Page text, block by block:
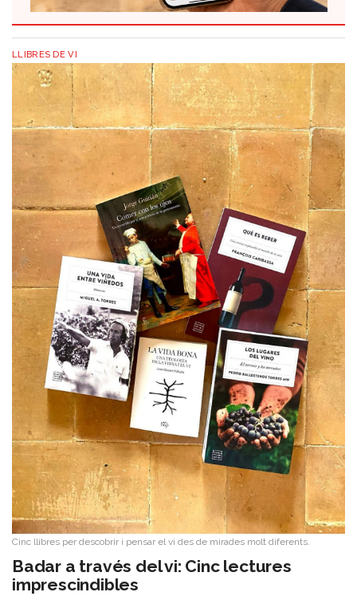
LLIBRES DE VI
Cinc llibres per descobrir i pensar el vi des de mirades molt diferents.
Badar a través del vi: Cinc lectures
imprescindibles